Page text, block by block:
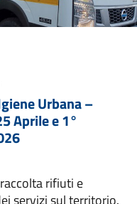
Urbana –
Aprile e 1°
rifiuti e
servizi sul territorio.